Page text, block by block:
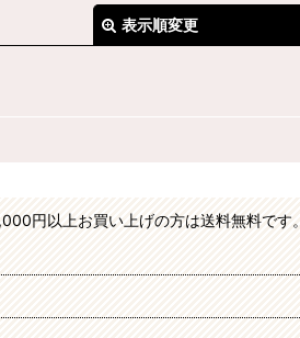
表示順変更
円以上お買い上げの方は送料無料です。